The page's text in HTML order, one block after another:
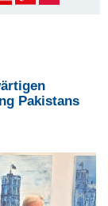
Pakistans